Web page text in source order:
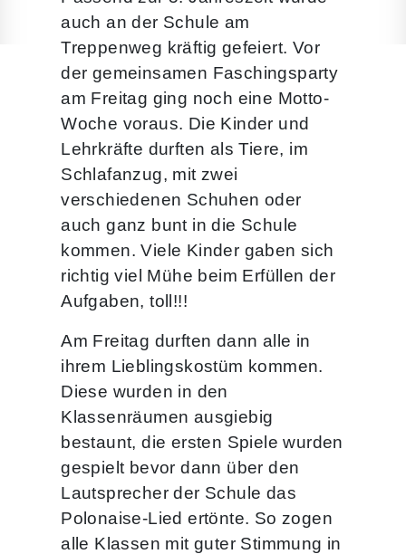
auch an der Schule am
Treppenweg kräftig gefeiert. Vor
der gemeinsamen Faschingsparty
am Freitag ging noch eine Motto-
Woche voraus. Die Kinder und
Lehrkräfte durften als Tiere, im
Schlafanzug, mit zwei
verschiedenen Schuhen oder
auch ganz bunt in die Schule
kommen. Viele Kinder gaben sich
richtig viel Mühe beim Erfüllen der
Aufgaben, toll!!!
Am Freitag durften dann alle in
ihrem Lieblingskostüm kommen.
Diese wurden in den
Klassenräumen ausgiebig
bestaunt, die ersten Spiele wurden
gespielt bevor dann über den
Lautsprecher der Schule das
Polonaise-Lied ertönte. So zogen
alle Klassen mit guter Stimmung in